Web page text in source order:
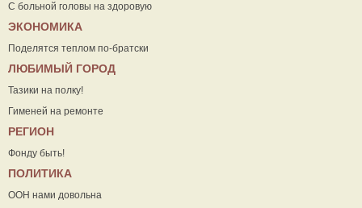
С больной головы на здоровую
ЭКОНОМИКА
Поделятся теплом по-братски
ЛЮБИМЫЙ ГОРОД
Тазики на полку!
Гименей на ремонте
РЕГИОН
Фонду быть!
ПОЛИТИКА
ООН нами довольна